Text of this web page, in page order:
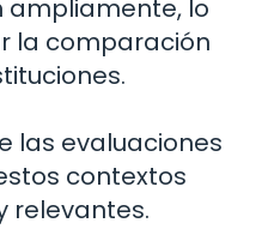
ampliamente, lo
la comparación
las evaluaciones
contextos
relevantes.